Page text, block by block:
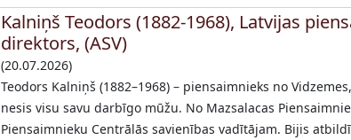
Kalniņš Teodors (1882-1968), Latvijas
direktors, (ASV)
(20.07.2026)
Teodors Kalniņš (1882–1968) – piensaimnieks no
nesis visu savu darbīgo mūžu. No Mazsalacas
Piensaimnieku Centrālās savienības vadītājam. Bijis